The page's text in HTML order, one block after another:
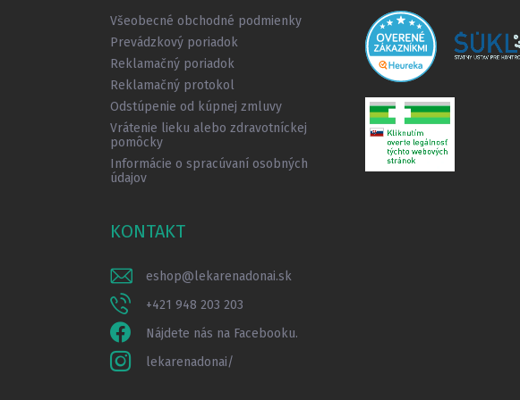
Všeobecné obchodné podmienky
Prevádzkový poriadok
Reklamačný poriadok
Reklamačný protokol
Odstúpenie od kúpnej zmluvy
Vrátenie lieku alebo zdravotníckej
pomôcky
Informácie o spracúvaní osobných
údajov
KONTAKT
eshop@lekarenadonai.sk
+421 948 203 203
Nájdete nás na Facebooku.
lekarenadonai/